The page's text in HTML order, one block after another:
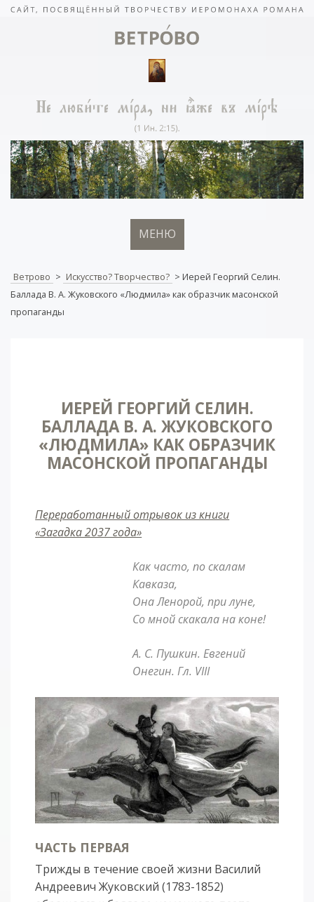
МЕНЮ
Ветрово > Искусство? Творчество? > Иерей Георгий Селин.
Баллада В. А. Жуковского «Людмила» как образчик масонской
пропаганды
ИЕРЕЙ ГЕОРГИЙ СЕЛИН.
БАЛЛАДА В. А. ЖУКОВСКОГО
«ЛЮДМИЛА» КАК ОБРАЗЧИК
МАСОНСКОЙ ПРОПАГАНДЫ
Переработанный отрывок из книги
«Загадка 2037 года»
Как часто, по скалам
Кавказа,
Она Ленорой, при луне,
Со мной скакала на коне!
А. С. Пушкин. Евгений
Онегин. Гл. VIII
ЧАСТЬ ПЕРВАЯ
Трижды в течение своей жизни Василий
Андреевич Жуковский (1783-1852)